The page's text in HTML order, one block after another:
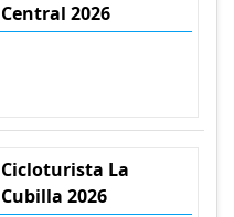
Central 2026
Cicloturista La
Cubilla 2026